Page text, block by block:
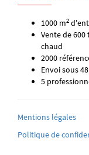
1000 m2
Vente de
chaud
2000
Envoi sous
5
Mentions légales
Politique de